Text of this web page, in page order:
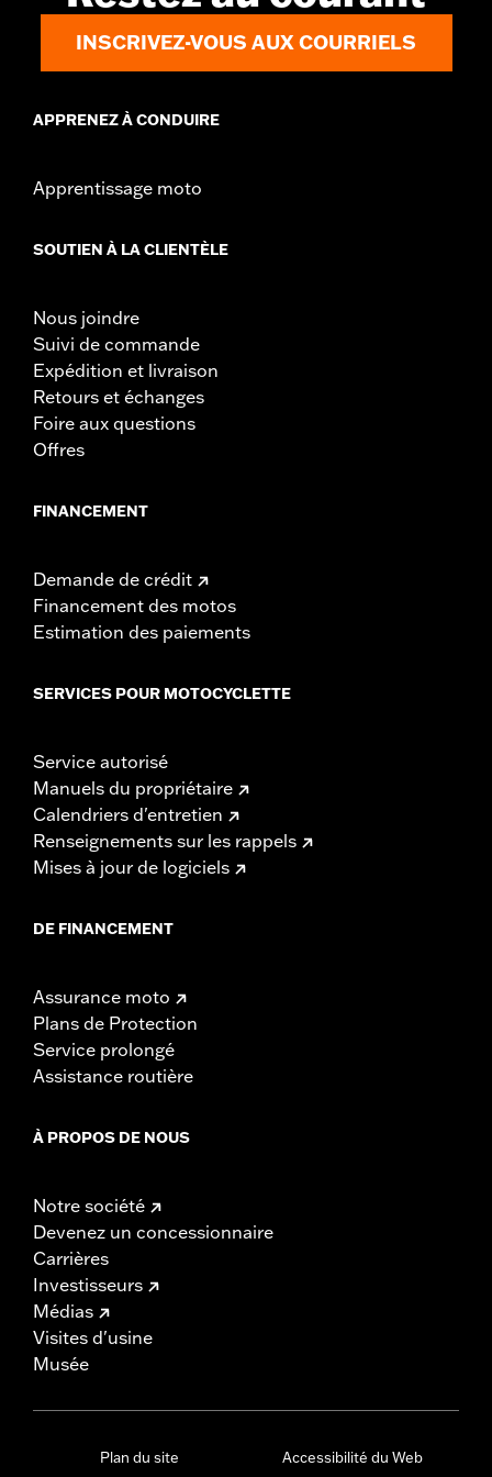
INSCRIVEZ-VOUS AUX COURRIELS
APPRENEZ À CONDUIRE
Apprentissage moto
SOUTIEN À LA CLIENTÈLE
Nous joindre
Suivi de commande
Expédition et livraison
Retours et échanges
Foire aux questions
Offres
FINANCEMENT
Demande de crédit
Financement des motos
Estimation des paiements
SERVICES POUR MOTOCYCLETTE
Service autorisé
Manuels du propriétaire
Calendriers d'entretien
Renseignements sur les rappels
Mises à jour de logiciels
DE FINANCEMENT
Assurance moto
Plans de Protection
Service prolongé
Assistance routière
À PROPOS DE NOUS
Notre société
Devenez un concessionnaire
Carrières
Investisseurs
Médias
Visites d'usine
Musée
Plan du site
Accessibilité du Web